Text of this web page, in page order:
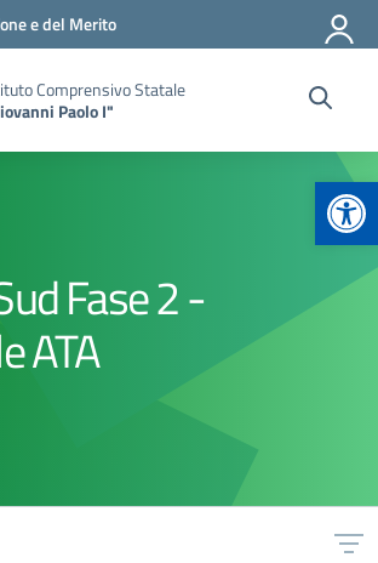
e del Merito
Comprensivo Statale
Paolo I"
Fase 2 -
ATA